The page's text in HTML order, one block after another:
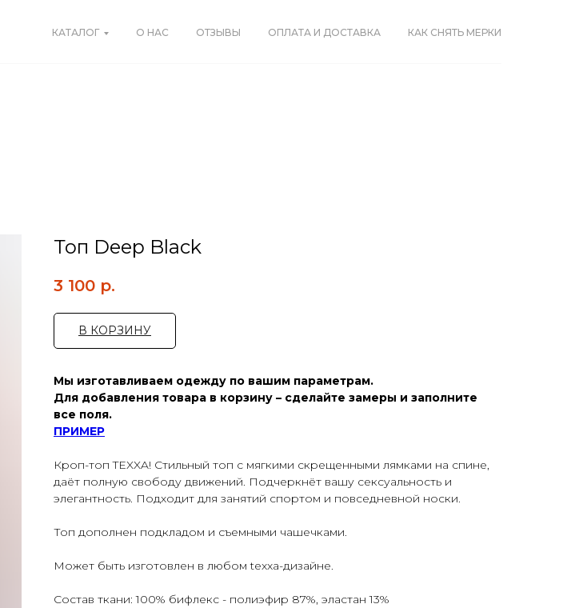
КАТАЛОГ О НАС ОТЗЫВЫ ОПЛАТА И ДОСТАВКА КАК СНЯТЬ МЕРКИ
Топ Deep Black
3 100 р.
В КОРЗИНУ
Мы изготавливаем одежду по вашим параметрам.
Для добавления товара в корзину – сделайте замеры и заполните
все поля.
ПРИМЕР
Кроп-топ TEXXA! Стильный топ с мягкими скрещенными лямками на спине,
даёт полную свободу движений. Подчеркнёт вашу сексуальность и
элегантность. Подходит для занятий спортом и повседневной носки.
Топ дополнен подкладом и съемными чашечками.
Может быть изготовлен в любом texxa-дизайне.
Состав ткани: 100% бифлекс - полиэфир 87%, эластан 13%